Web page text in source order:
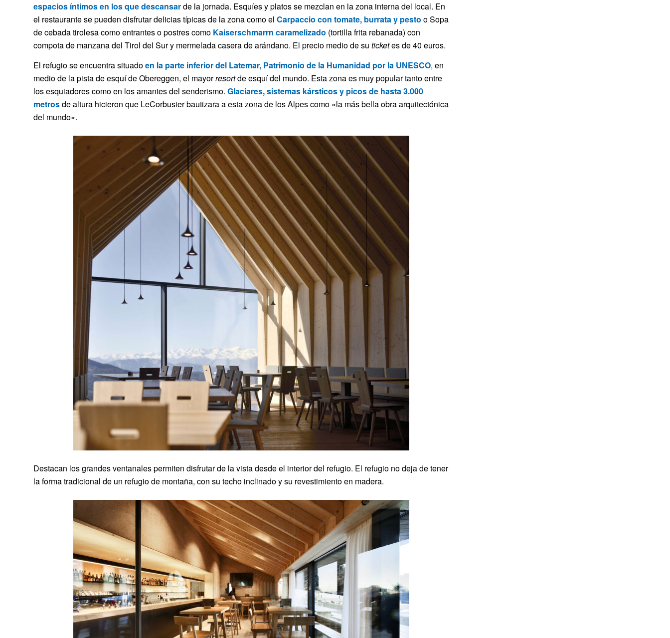
espacios íntimos en los que descansarde la jornada. Esquíes y platos se mezclan en la zona interna del local. En
el restaurante se pueden disfrutar delicias típicas de la zona como el Carpaccio con tomate, burrata y pesto o Sopa
de cebada tirolesa como entrantes o postres como Kaiserschmarrn caramelizado (tortilla frita rebanada) con
compota de manzana del Tirol del Sur y mermelada casera de arándano. El precio medio de su ticketes de 40 euros.
El refugio se encuentra situadoen la parte inferior del Latemar, Patrimonio de la Humanidad por la UNESCO, en
medio de la pista de esquí de Obereggen, el mayorresortde esquí del mundo. Esta zona es muy popular tanto entre
los esquiadores como en los amantes del senderismo. Glaciares, sistemas kársticos y picos de hasta 3.000
metrosde altura hicieron que LeCorbusier bautizara a esta zona de los Alpes como «la más bella obra arquitectónica
del mundo».
Destacan los grandes ventanales permiten disfrutar de la vista desde el interior del refugio. El refugio no deja de tener
la forma tradicional de un refugio de montaña, con su techo inclinado y su revestimiento en madera.